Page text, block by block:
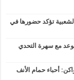
تؤكد حضورها في
مع سهرة التحدي
أحباء حمام الأنف